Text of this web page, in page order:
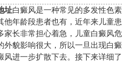
址白癜风是一种常见的多发性色素
他年龄段患者也有，近年来儿童患
家长非常担心着急，儿童白癜风危
外貌影响很大，所以一旦出现白癜
风进一步扩散下去。接下来详细了